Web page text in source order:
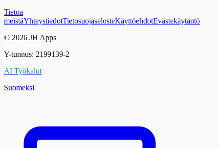
Tietoa
meistäYhteystiedotTietosuojaselosteKäyttöehdotEvästekäytäntö
© 2026 JH Apps
Y-tunnus: 2199139-2
AI Työkalut
Suomeksi